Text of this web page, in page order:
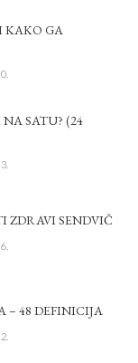
KAKO GA
SATU? (24
ZDRAVI SENDVIČ
– 48 DEFINICIJA